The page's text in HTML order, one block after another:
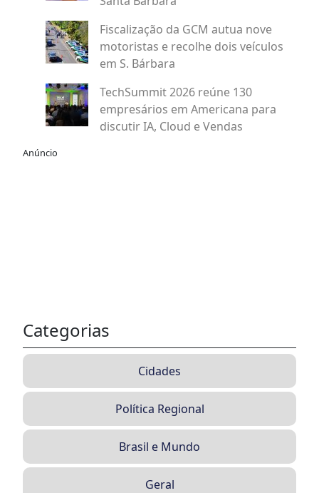
Fiscalização da GCM autua nove
motoristas e recolhe dois veículos
em S. Bárbara
TechSummit 2026 reúne 130
empresários em Americana para
discutir IA, Cloud e Vendas
Anúncio
Categorias
Cidades
Política Regional
Brasil e Mundo
Geral